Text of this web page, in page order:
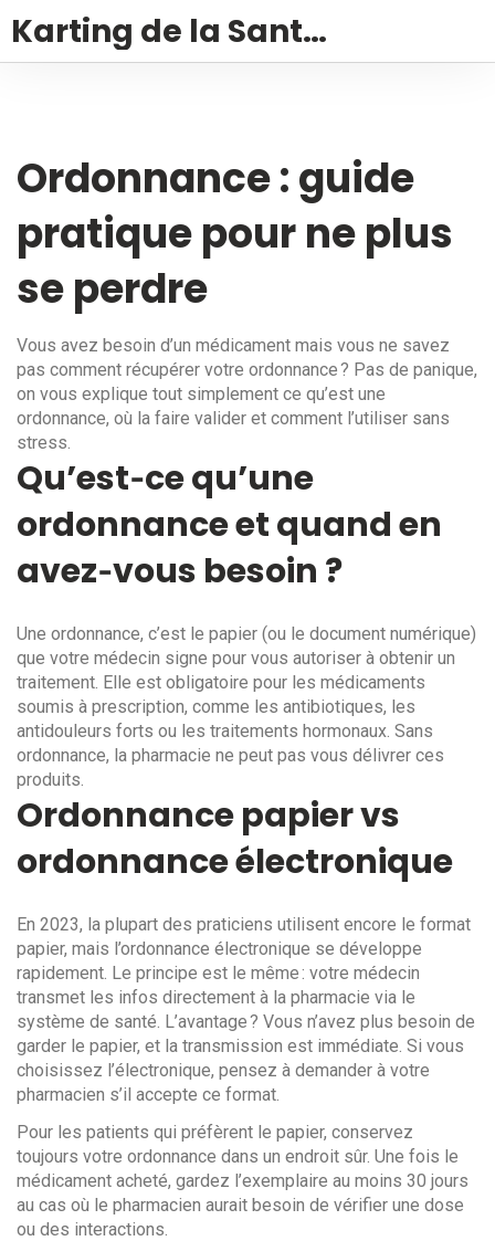
Karting de la Santé – Montalivet
Ordonnance : guide
pratique pour ne plus
se perdre
Vous avez besoin d’un médicament mais vous ne savez
pas comment récupérer votre ordonnance ? Pas de panique,
on vous explique tout simplement ce qu’est une
ordonnance, où la faire valider et comment l’utiliser sans
stress.
Qu’est‑ce qu’une
ordonnance et quand en
avez‑vous besoin ?
Une ordonnance, c’est le papier (ou le document numérique)
que votre médecin signe pour vous autoriser à obtenir un
traitement. Elle est obligatoire pour les médicaments
soumis à prescription, comme les antibiotiques, les
antidouleurs forts ou les traitements hormonaux. Sans
ordonnance, la pharmacie ne peut pas vous délivrer ces
produits.
Ordonnance papier vs
ordonnance électronique
En 2023, la plupart des praticiens utilisent encore le format
papier, mais l’ordonnance électronique se développe
rapidement. Le principe est le même : votre médecin
transmet les infos directement à la pharmacie via le
système de santé. L’avantage ? Vous n’avez plus besoin de
garder le papier, et la transmission est immédiate. Si vous
choisissez l’électronique, pensez à demander à votre
pharmacien s’il accepte ce format.
Pour les patients qui préfèrent le papier, conservez
toujours votre ordonnance dans un endroit sûr. Une fois le
médicament acheté, gardez l’exemplaire au moins 30 jours
au cas où le pharmacien aurait besoin de vérifier une dose
ou des interactions.